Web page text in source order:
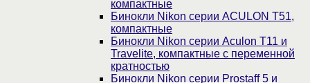
компактные
Бинокли Nikon серии ACULON Т51,
компактные
Бинокли Nikon серии Aculon T11 и
Travelite, компактные с переменной
кратностью
Бинокли Nikon серии Prostaff 5 и